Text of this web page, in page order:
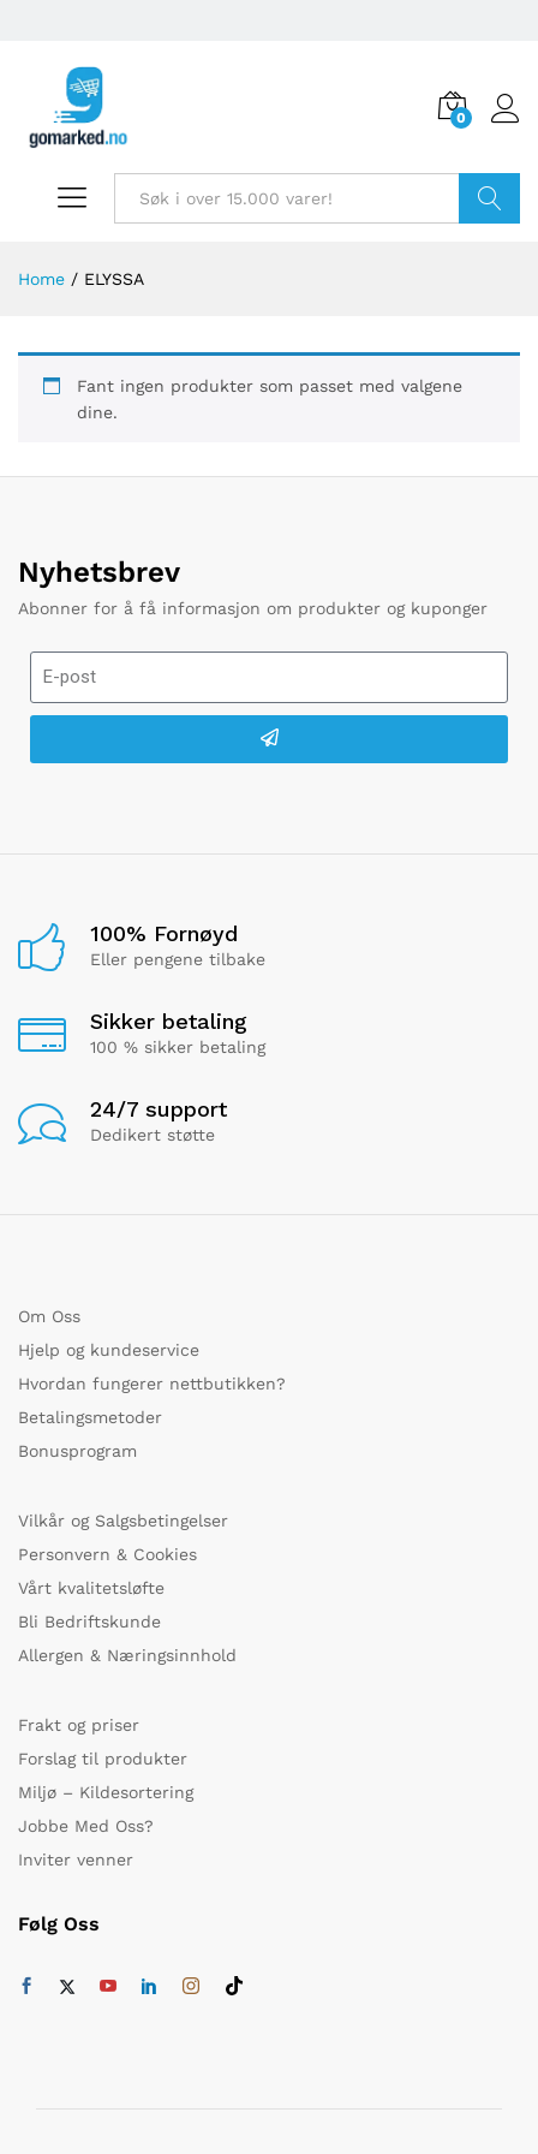
0
Home / ELYSSA
Fant ingen produkter som passet med valgene
dine.
Nyhetsbrev
Abonner for å få informasjon om produkter og kuponger
100% Fornøyd
Eller pengene tilbake
Sikker betaling
100 % sikker betaling
24/7 support
Dedikert støtte
Om Oss
Hjelp og kundeservice
Hvordan fungerer nettbutikken?
Betalingsmetoder
Bonusprogram
Vilkår og Salgsbetingelser
Personvern & Cookies
Vårt kvalitetsløfte
Bli Bedriftskunde
Allergen & Næringsinnhold
Frakt og priser
Forslag til produkter
Miljø – Kildesortering
Jobbe Med Oss?
Inviter venner
Følg Oss